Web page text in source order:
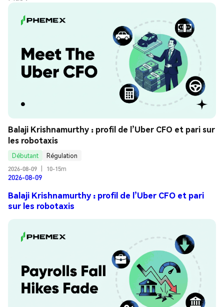
Balaji Krishnamurthy : profil de l’Uber CFO et pari sur
les robotaxis
Débutant
Régulation
2026-08-09
10-15m
2026-08-09
Balaji Krishnamurthy : profil de l’Uber CFO et pari
sur les robotaxis